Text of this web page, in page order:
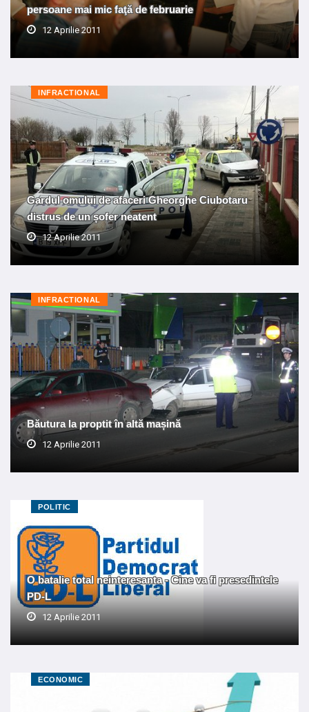
persoane mai mic faţă de februarie
12 Aprilie 2011
INFRACTIONAL
Gardul omului de afaceri Gheorghe Ciubotaru
distrus de un șofer neatent
12 Aprilie 2011
INFRACTIONAL
Băutura la proptit în altă mașină
12 Aprilie 2011
POLITIC
O batalie total neinteresanta - Cine va fi presedintele
PD-L
12 Aprilie 2011
ECONOMIC